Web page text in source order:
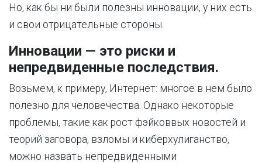
Но, как бы ни были полезны инновации, у них есть
и свои отрицательные стороны.
Инновации — это риски и
непредвиденные последствия.
Возьмем, к примеру, Интернет: многое в нем было
полезно для человечества. Однако некоторые
проблемы, такие как рост фэйковвых новостей и
теорий заговора, взломы и киберхулиганство,
можно назвать непредвиденными